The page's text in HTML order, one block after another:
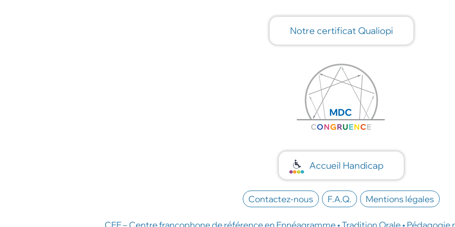
Notre certificat Qualiopi
Accueil Handicap
Contactez-nous F.A.Q. Mentions légales
CEE – Centre francophone de référence en Ennéagramme • Tradition Orale •